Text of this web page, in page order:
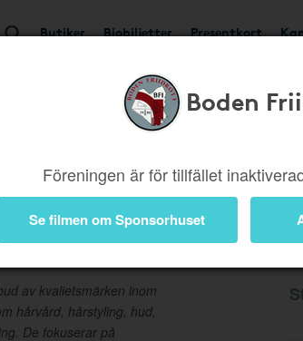
Butiker Biobiljetter Presentkort
Boden
Föreningen är för tillfället
Se filmen om Sponsorhuset
av kvalietsmärken inom
hårvård, hårstyling, hud,
De fokuserar på